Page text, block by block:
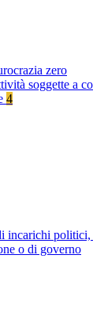
zero
soggette a
4
incarichi politici,
o di governo